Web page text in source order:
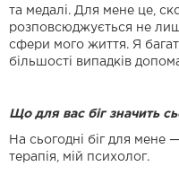
та медалі. Для мене це,
розповсюджується не
сфери мого життя. Я
більшості випадків
Що для вас біг значить
На сьогодні біг для мене
терапія, мій психолог.